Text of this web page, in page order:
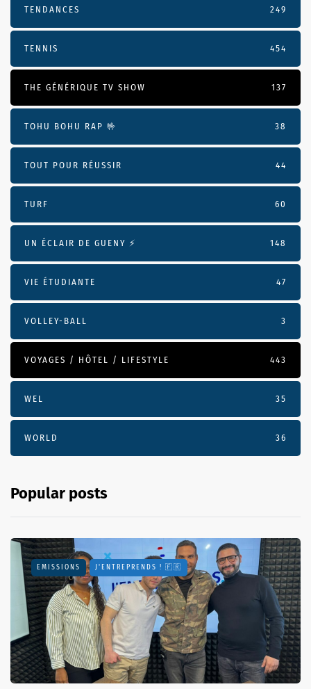
TENDANCES 249
TENNIS 454
THE GÉNÉRIQUE TV SHOW 137
TOHU BOHU RAP 🤟 38
TOUT POUR RÉUSSIR 44
TURF 60
UN ÉCLAIR DE GUENY ⚡️ 148
VIE ÉTUDIANTE 47
VOLLEY-BALL 3
VOYAGES / HÔTEL / LIFESTYLE 443
WEL 35
WORLD 36
Popular posts
EMISSIONS J'ENTREPRENDS ! 🇫🇷